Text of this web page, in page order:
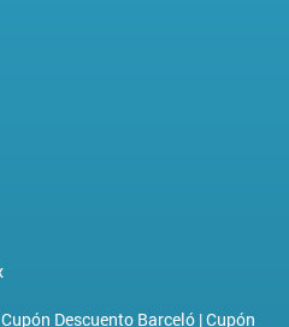
Cupón Descuento Barceló|Cupón